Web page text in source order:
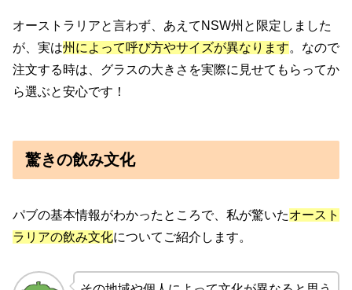
オーストラリアと言わず、あえてNSW州と限定しました
が、実は州によって呼び方やサイズが異なります。なので
注文する時は、グラスの大きさを実際に見せてもらってか
ら選ぶと安心です！
驚きの飲み文化
パブの基本情報がわかったところで、私が驚いたオースト
ラリアの飲み文化についてご紹介します。